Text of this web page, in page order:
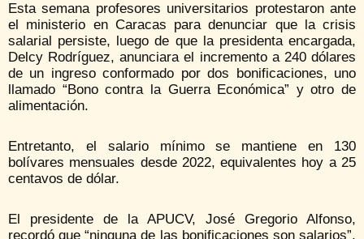
Esta semana profesores universitarios protestaron ante
el ministerio en Caracas para denunciar que la crisis
salarial persiste, luego de que la presidenta encargada,
Delcy Rodríguez, anunciara el incremento a 240 dólares
de un ingreso conformado por dos bonificaciones, uno
llamado “Bono contra la Guerra Económica” y otro de
alimentación.
Entretanto, el salario mínimo se mantiene en 130
bolívares mensuales desde 2022, equivalentes hoy a 25
centavos de dólar.
El presidente de la APUCV, José Gregorio Alfonso,
recordó que “ninguna de las bonificaciones son salarios”,